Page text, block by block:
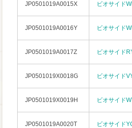
JP0501019A0015X ビオサイド
JP0501019A0016Y ビオサイド
JP0501019A0017Z ビオサイド
JP0501019X0018G ビオサイド
JP0501019X0019H ビオサイド
JP0501019A0020T ビオサイド